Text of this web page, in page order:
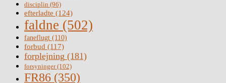
disciplin (96)
efterladte (124)
faldne (502)
faneflugt (110)
forbud (117)
forplejning (181)
forsyninger(102)
FR86 (350)